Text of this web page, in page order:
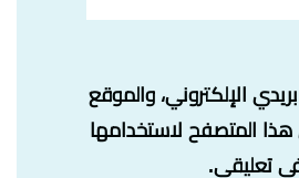
الإلكتروني، والموقع
هذا المتصفح لاستخدامها
في تعليقي.